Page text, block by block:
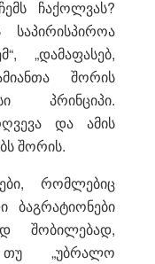
ჩაქოლვას?
საპირისპიროა
„დამაფასებ,
შორის
პრინციპი.
და ამის
შორის.
რომლებიც
შობილებად,
თუ „უბრალო